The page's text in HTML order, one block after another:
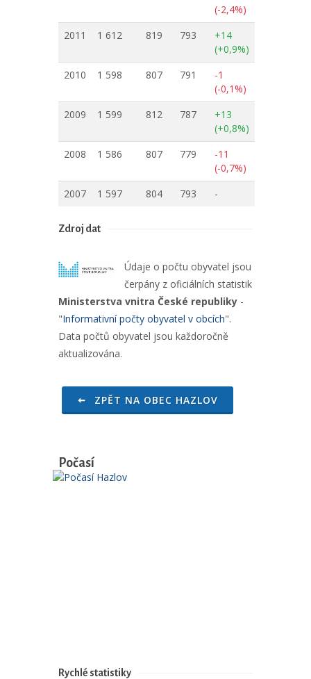
(-2,4%)
2011
1 612 819 793
+14
(+0,9%)
2010
1 598 807 791
-1
(-0,1%)
2009
1 599 812 787
+13
(+0,8%)
2008
1 586 807 779
-11
(-0,7%)
2007
1 597 804 793 -
Zdroj dat
Údaje o počtu obyvatel jsou
čerpány z oficiálních statistik
Ministerstva vnitra České republiky -
"Informativní počty obyvatel v obcích".
Data počtů obyvatel jsou každoročně
aktualizována.
ZPĚT NA OBEC HAZLOV
Počasí
Rychlé statistiky